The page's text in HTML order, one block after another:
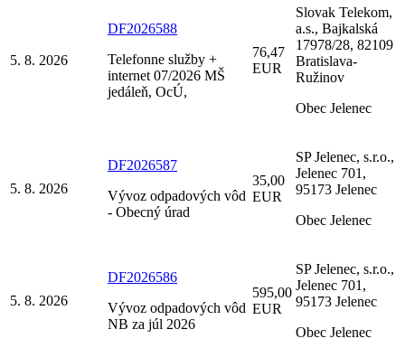
5. 8. 2026
DF2026588
Telefonne služby +
internet 07/2026 MŠ
jedáleň, OcÚ,
76,47
EUR
Slovak Telekom,
a.s., Bajkalská
17978/28, 82109
Bratislava-
Ružinov
Obec Jelenec
5. 8. 2026
DF2026587
Vývoz odpadových vôd
- Obecný úrad
35,00
EUR
SP Jelenec, s.r.o.,
Jelenec 701,
95173 Jelenec
Obec Jelenec
5. 8. 2026
DF2026586
Vývoz odpadových vôd
NB za júl 2026
595,00
EUR
SP Jelenec, s.r.o.,
Jelenec 701,
95173 Jelenec
Obec Jelenec